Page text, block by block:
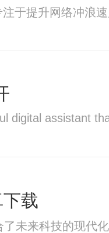
于提升网络冲浪
digital assistant
载
未来科技的现代